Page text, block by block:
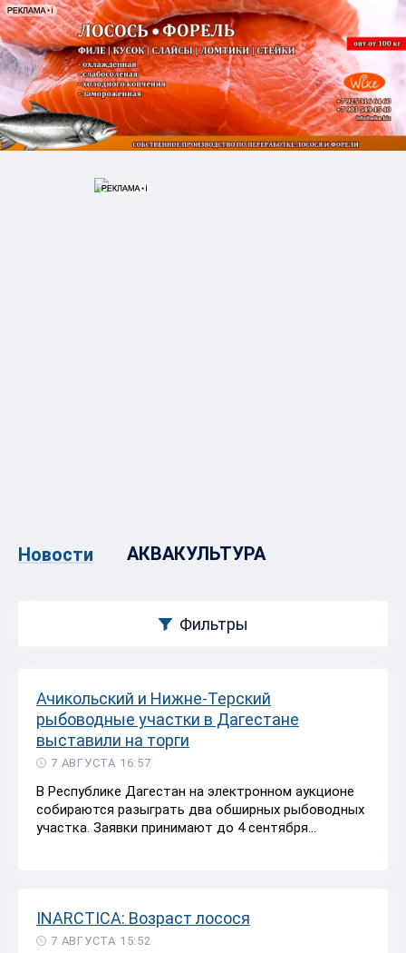
Новости АКВАКУЛЬТУРА
Фильтры
Ачикольский и Нижне-Терский
рыбоводные участки в Дагестане
выставили на торги
7 АВГУСТА 16:57
В Республике Дагестан на электронном аукционе
собираются разыграть два обширных рыбоводных
участка. Заявки принимают до 4 сентября...
INARCTICA: Возраст лосося
7 АВГУСТА 15:52